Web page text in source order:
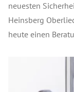
neuesten
Heinsberg
heute einen